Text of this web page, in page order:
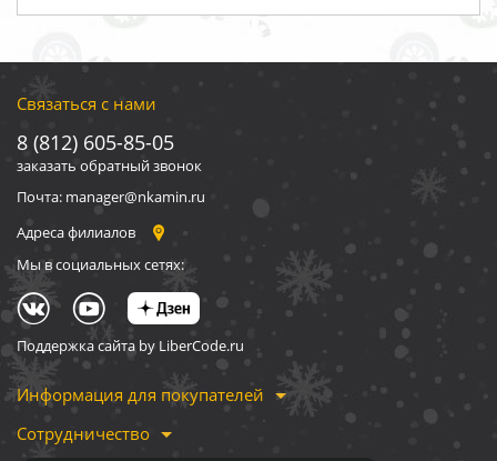
Связаться с нами
8 (812) 605-85-05
заказать обратный звонок
Почта: manager@nkamin.ru
Адреса филиалов
Мы в социальных сетях:
Поддержка сайта by LiberCode.ru
Информация для покупателей
Сотрудничество